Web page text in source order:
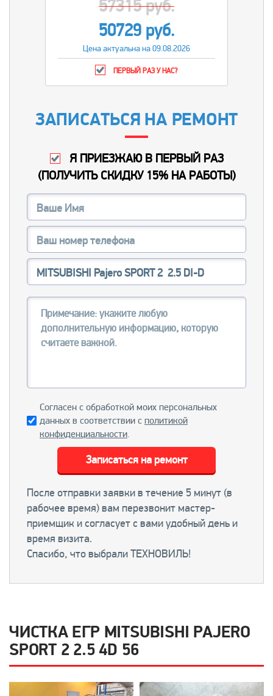
57315 руб.
50729 руб.
Цена актуальна на 09.08.2026
ПЕРВЫЙ РАЗ У НАС?
ЗАПИСАТЬСЯ НА РЕМОНТ
Я ПРИЕЗЖАЮ В ПЕРВЫЙ РАЗ
(ПОЛУЧИТЬ СКИДКУ 15% НА РАБОТЫ)
Согласен с обработкой моих персональных
данных в соответствии с политикой
конфиденциальности.
После отправки заявки в течение 5 минут (в
рабочее время) вам перезвонит мастер-
приемщик и согласует с вами удобный день и
время визита.
Спасибо, что выбрали ТЕХНОВИЛЬ!
Записаться на ремонт
ЧИСТКА ЕГР MITSUBISHI PAJERO
SPORT 2 2.5 4D 56